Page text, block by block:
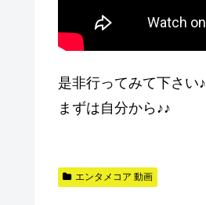
是非行ってみて下さい♪
まずは自分から♪♪
エンタメコア 動画